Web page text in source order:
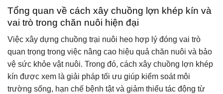
Tổng quan về cách xây chuồng lợn khép kín và
vai trò trong chăn nuôi hiện đại
Việc xây dựng chuồng trại nuôi heo hợp lý đóng vai trò
quan trọng trong việc nâng cao hiệu quả chăn nuôi và bảo
vệ sức khỏe vật nuôi. Trong đó, cách xây chuồng lợn khép
kín được xem là giải pháp tối ưu giúp kiểm soát môi
trường sống, hạn chế bệnh tật và giảm thiểu tác động từ